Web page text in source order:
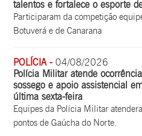
talentos e fortalece o esporte
Participaram da competição
Botuverá e de Canarana
POLÍCIA -04/08/2026
Polícia Militar atende
sossego e apoio assistencial
última sexta-feira
Equipes da Polícia Militar
pontos de Gaúcha do Norte.